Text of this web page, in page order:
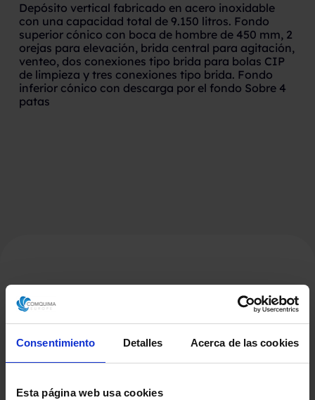
Consentimiento Detalles Acerca de las cookies
Esta página web usa cookies
Depósito vertical fabricado en acero inoxidable
con una capacidad total de 9.150 litros. Fondo
superior cónico con boca de hombre de 450 mm, 2
orejas para elevación, brida central para agitación,
venteo, dos conexiones tipo brida para bolas CIP
de limpieza y tres conexiones tipo brida. Fondo
inferior cónico con descarga por el fondo Sobre 4
patas
Productos Relacionados